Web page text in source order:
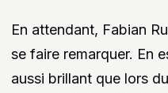
En attendant, Fabian
se faire remarquer. En
aussi brillant que lors